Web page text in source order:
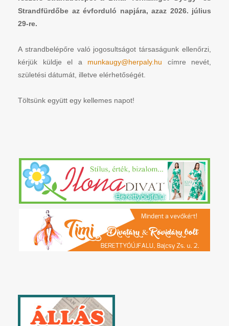
Strandfürdőbe az évforduló napjára, azaz 2026. július
29-re.
A strandbelépőre való jogosultságot társaságunk ellenőrzi,
kérjük küldje el a munkaugy@herpaly.hu címre nevét,
születési dátumát, illetve elérhetőségét.
Töltsünk együtt egy kellemes napot!